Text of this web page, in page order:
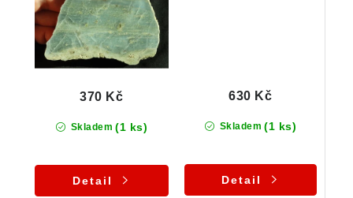
Skladem (1 ks)
370 Kč
Detail
Skladem (1 ks)
630 Kč
Detail